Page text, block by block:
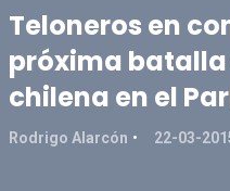
Teloneros en
próxima
chilena en el
Rodrigo Alarcón 22-03-